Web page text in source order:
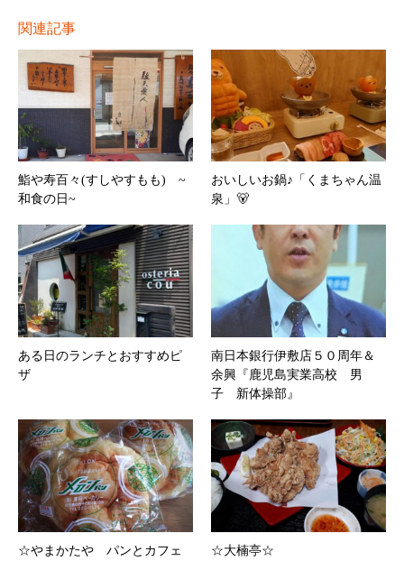
関連記事
鮨や寿百々(すしやすもも) ~
和食の日~
おいしいお鍋♪「くまちゃん温
泉」🐻
ある日のランチとおすすめピ
ザ
南日本銀行伊敷店５０周年＆
余興『鹿児島実業高校 男
子 新体操部』
☆やまかたや パンとカフェ
☆大楠亭☆